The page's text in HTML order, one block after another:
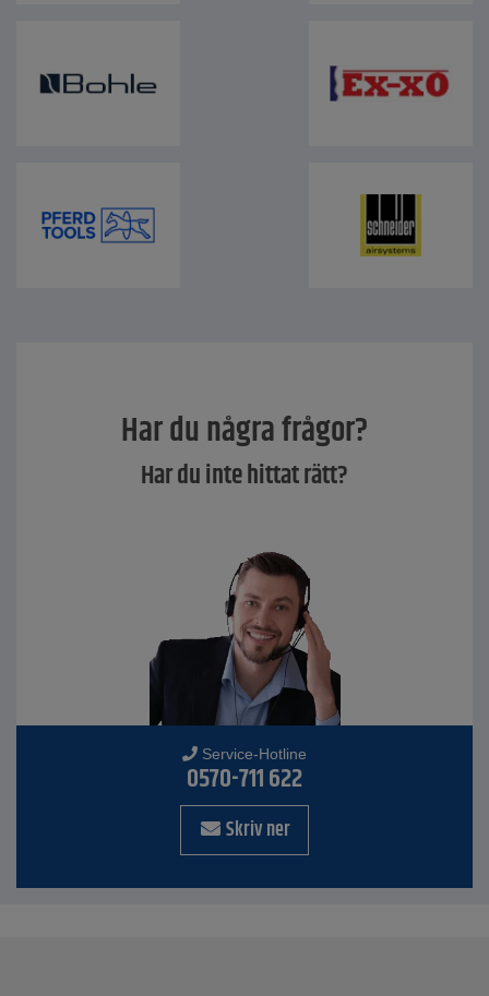
Har du några frågor?
Har du inte hittat rätt?
Service-Hotline
0570-711 622
Skriv ner